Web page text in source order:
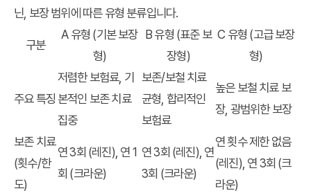
닌, 보장 범위에 따른 유형 분류입니다.
구분
A 유형 (기본 보장
형)
B 유형 (표준 보
장형)
C 유형 (고급 보장
형)
주요 특징
저렴한 보험료, 기
본적인 보존 치료
집중
보존/보철 치료
균형, 합리적인
보험료
높은 보철 치료 보
장, 광범위한 보장
보존 치료
(횟수/한
도)
연 3회 (레진), 연 1
회 (크라운)
연 3회 (레진), 연
3회 (크라운)
연 횟수 제한 없음
(레진), 연 3회 (크
라운)